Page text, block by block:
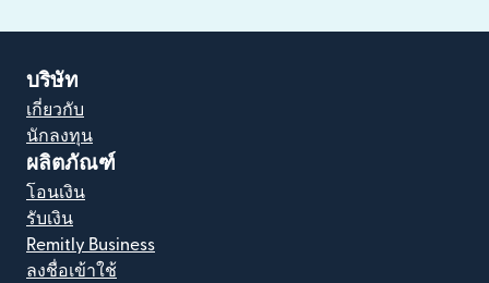
บริษัท
เกี่ยวกับ
นักลงทุน
ผลิตภัณฑ์
โอนเงิน
รับเงิน
Remitly Business
ลงชื่อเข้าใช้